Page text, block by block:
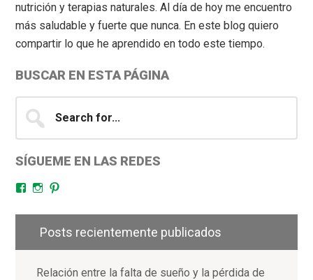
nutrición y terapias naturales. Al día de hoy me encuentro
más saludable y fuerte que nunca. En este blog quiero
compartir lo que he aprendido en todo este tiempo.
BUSCAR EN ESTA PÁGINA
for...
SÍGUEME EN LAS REDES
FacebookInstagram
Posts recientemente publicados
Relación entre la falta de sueño y la pérdida de